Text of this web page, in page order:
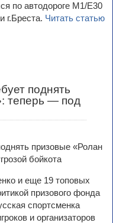
по автодороге М1/Е30
г.Бреста. Читать статью
поднять
теперь — под
и еще 19 топовых
призового фонда
спортсменка
и организаторов